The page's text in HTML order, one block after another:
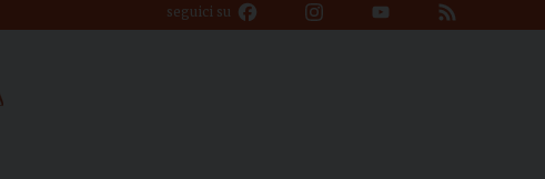
seguici su Facebook InstagramYouTube
Channel